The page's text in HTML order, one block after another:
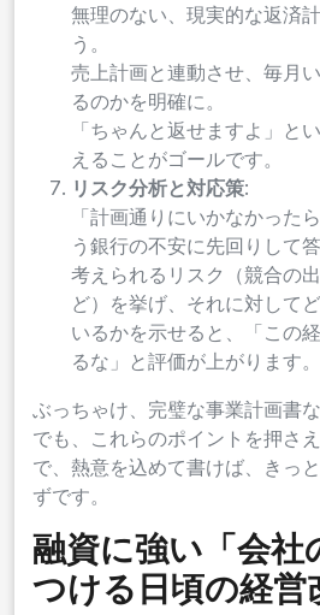
無理のない、現実的な返済
う。
売上計画と連動させ、毎月
るのかを明確に。
「ちゃんと返せますよ」と
えることがゴールです。
リスク分析と対応策:
「計画通りにいかなかった
う銀行の不安に先回りして答
考えられるリスク（競合の
ど）を挙げ、それに対して
いるかを示せると、「この
るな」と評価が上がります。
ぶっちゃけ、完璧な事業計画書
でも、これらのポイントを押さ
で、熱意を込めて書けば、きっ
ずです。
融資に強い「会社
つける日頃の経営